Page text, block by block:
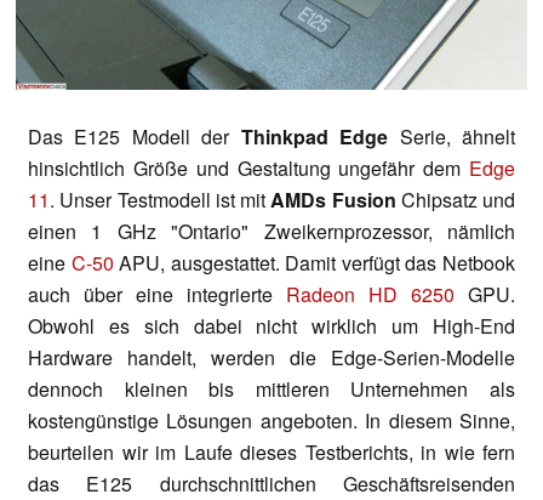
Das E125 Modell der Thinkpad Edge Serie, ähnelt
hinsichtlich Größe und Gestaltung ungefähr dem Edge
11. Unser Testmodell ist mitAMDs Fusion Chipsatz und
einen 1 GHz "Ontario" Zweikernprozessor, nämlich
eine C-50 APU, ausgestattet. Damit verfügt das Netbook
auch über eine integrierte Radeon HD 6250 GPU.
Obwohl es sich dabei nicht wirklich um High-End
Hardware handelt, werden die Edge-Serien-Modelle
dennoch kleinen bis mittleren Unternehmen als
kostengünstige Lösungen angeboten. In diesem Sinne,
beurteilen wir im Laufe dieses Testberichts, in wie fern
das E125 durchschnittlichen Geschäftsreisenden